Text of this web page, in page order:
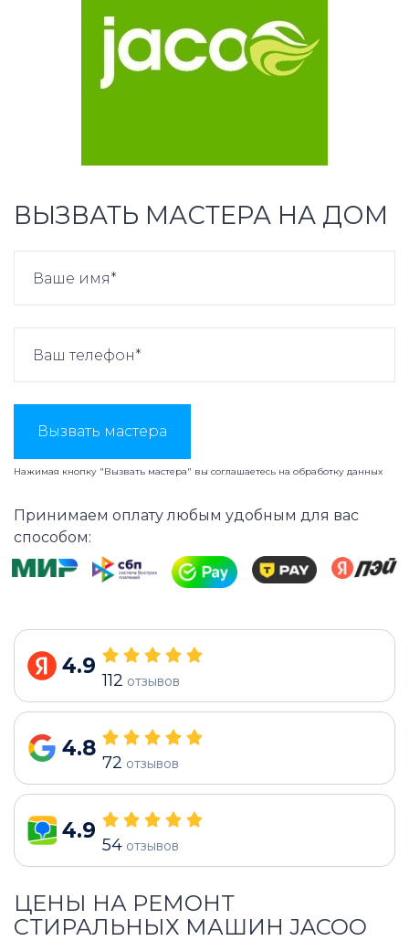
ВЫЗВАТЬ МАСТЕРА НА ДОМ
Вызвать мастера
Нажимая кнопку "Вызвать мастера" вы соглашаетесь на обработку данных
Принимаем оплату любым удобным для вас
способом:
4.9
112 отзывов
4.8
72 отзывов
4.9
54 отзывов
ЦЕНЫ НА РЕМОНТ
СТИРАЛЬНЫХ МАШИН JACOO